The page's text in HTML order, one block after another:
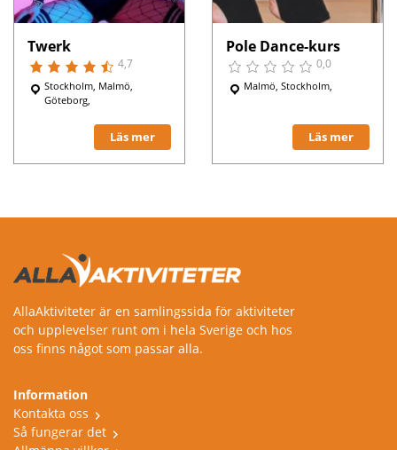
Twerk
4,7
Stockholm, Malmö,
Göteborg,
Läs mer
Pole Dance-kurs
0,0
Malmö, Stockholm,
Läs mer
AllaAktiviteter är en samlingssida för aktiviteter
och upplevelser runt om i hela Sverige och hos
oss finns något som passar alla.
Information
Kontakta oss
Så fungerar det